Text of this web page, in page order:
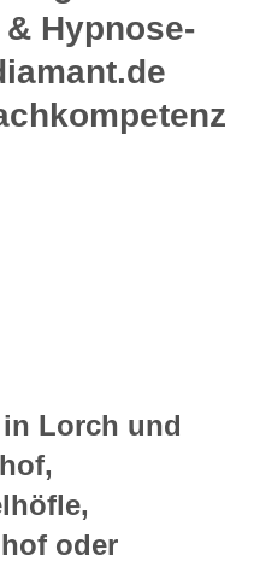
Hypnose-
Lorch und
oder